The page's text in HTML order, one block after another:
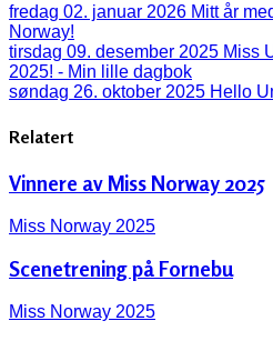
fredag 02. januar 2026 Mitt år
Norway!
tirsdag 09. desember 2025 Miss
2025! - Min lille dagbok
søndag 26. oktober 2025 Hello
Relatert
Vinnere av Miss Norway 2025
Miss Norway 2025
Scenetrening på Fornebu
Miss Norway 2025